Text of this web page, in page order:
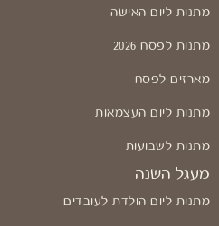
מתנות ליום האישה
מתנות לפסח 2026
מארזים לפסח
מתנות ליום העצמאות
מתנות לשבועות
מעגל השנה
מתנות ליום הולדת לעובדים